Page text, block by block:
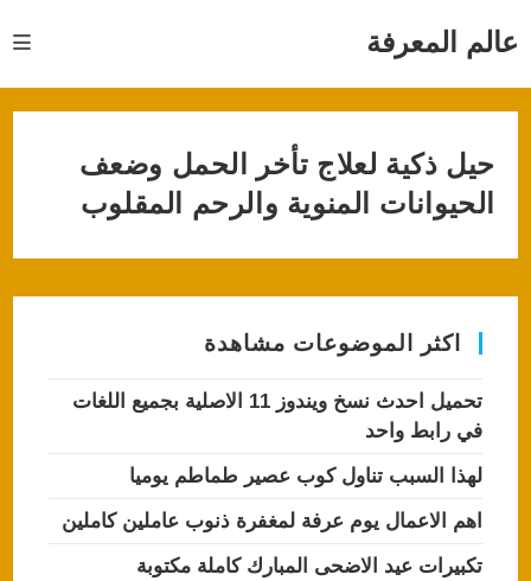
عالم المعرفة
حيل ذكية لعلاج تأخر الحمل وضعف
الحيوانات المنوية والرحم المقلوب
اكثر الموضوعات مشاهدة
تحميل احدث نسخ ويندوز 11 الاصلية بجميع اللغات
في رابط واحد
لهذا السبب تناول كوب عصير طماطم يوميا
اهم الاعمال يوم عرفة لمغفرة ذنوب عاملين كاملين
تكبيرات عيد الاضحى المبارك كاملة مكتوبة